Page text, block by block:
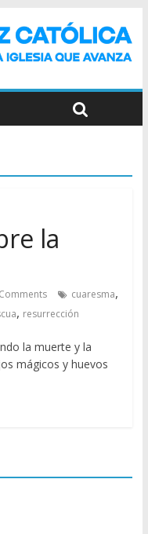
la
cuaresma,
, resurrección
la muerte y la
mágicos y huevos